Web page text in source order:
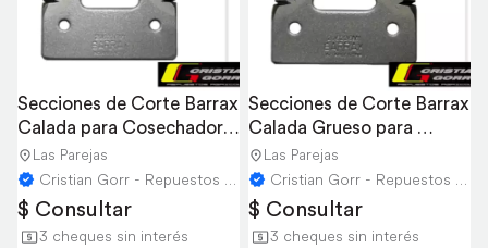
Secciones de Corte Barrax
Calada para Cosechadora
John Deere
Las Parejas
Cristian Gorr - Repuestos Agricolas
$ Consultar
3 cheques sin interés
Secciones de Corte Barrax
Calada Grueso para
Cosechadoras
Las Parejas
Cristian Gorr - Repuestos Agricolas
$ Consultar
3 cheques sin interés